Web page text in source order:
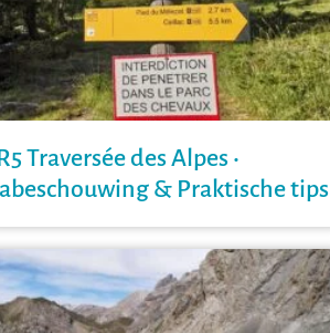
Traversée des Alpes •
& Praktische tips